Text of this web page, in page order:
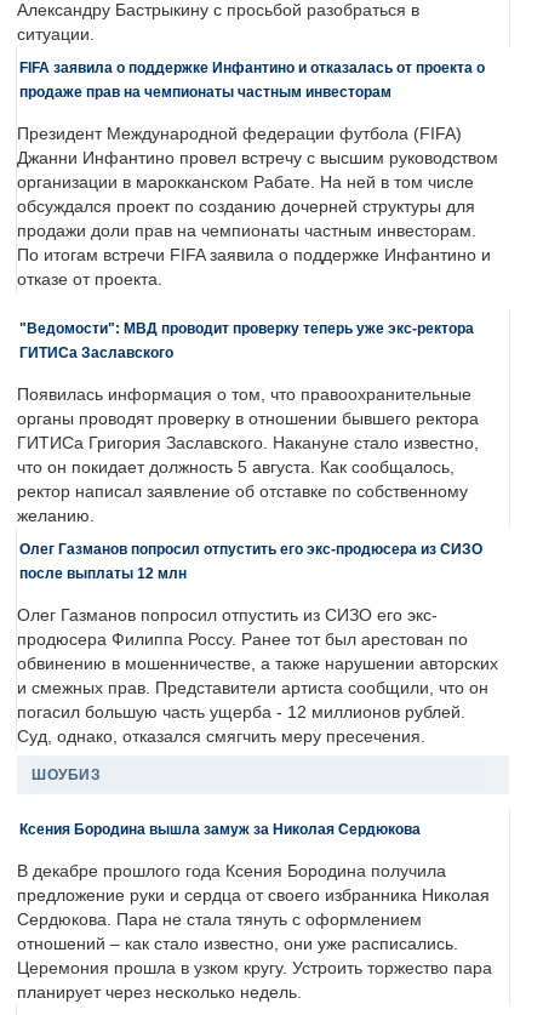
Александру Бастрыкину с просьбой разобраться в
ситуации.
FIFA заявила о поддержке Инфантино и отказалась от проекта о
продаже прав на чемпионаты частным инвесторам
Президент Международной федерации футбола (FIFA)
Джанни Инфантино провел встречу с высшим руководством
организации в марокканском Рабате. На ней в том числе
обсуждался проект по созданию дочерней структуры для
продажи доли прав на чемпионаты частным инвесторам.
По итогам встречи FIFA заявила о поддержке Инфантино и
отказе от проекта.
"Ведомости": МВД проводит проверку теперь уже экс-ректора
ГИТИСа Заславского
Появилась информация о том, что правоохранительные
органы проводят проверку в отношении бывшего ректора
ГИТИСа Григория Заславского. Накануне стало известно,
что он покидает должность 5 августа. Как сообщалось,
ректор написал заявление об отставке по собственному
желанию.
Олег Газманов попросил отпустить его экс-продюсера из СИЗО
после выплаты 12 млн
Олег Газманов попросил отпустить из СИЗО его экс-
продюсера Филиппа Россу. Ранее тот был арестован по
обвинению в мошенничестве, а также нарушении авторских
и смежных прав. Представители артиста сообщили, что он
погасил большую часть ущерба - 12 миллионов рублей.
Суд, однако, отказался смягчить меру пресечения.
ШОУБИЗ
Ксения Бородина вышла замуж за Николая Сердюкова
В декабре прошлого года Ксения Бородина получила
предложение руки и сердца от своего избранника Николая
Сердюкова. Пара не стала тянуть с оформлением
отношений – как стало известно, они уже расписались.
Церемония прошла в узком кругу. Устроить торжество пара
планирует через несколько недель.